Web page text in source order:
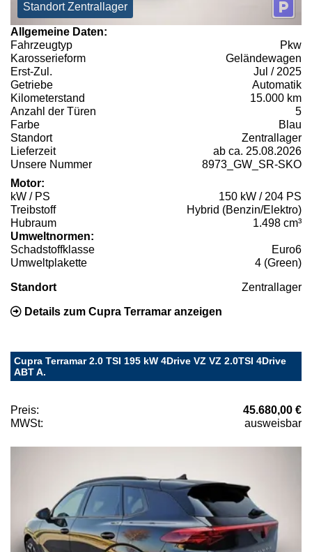
Standort Zentrallager
Allgemeine Daten:
Fahrzeugtyp
Pkw
Karosserieform
Geländewagen
Erst-Zul.
Jul / 2025
Getriebe
Automatik
Kilometerstand
15.000 km
Anzahl der Türen
5
Farbe
Blau
Standort
Zentrallager
Lieferzeit
ab ca. 25.08.2026
Unsere Nummer
8973_GW_SR-SKO
Motor:
kW / PS
150 kW / 204 PS
Treibstoff
Hybrid (Benzin/Elektro)
Hubraum
1.498 cm³
Umweltnormen:
Schadstoffklasse
Euro6
Umweltplakette
4 (Green)
Standort Zentrallager
Details zum Cupra Terramar anzeigen
Cupra Terramar 2.0 TSI 195 kW 4Drive VZ VZ 2.0TSI 4Drive
ABT A.
Preis:
45.680,00 €
MWSt:
ausweisbar